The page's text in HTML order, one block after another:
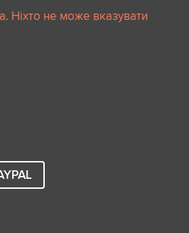
Ніхто не може вказувати